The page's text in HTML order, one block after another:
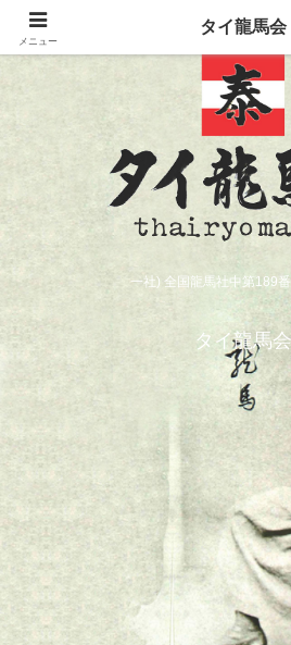
一社) 全国龍馬社中第189
タイ龍馬会
メニュー
タイ龍馬会